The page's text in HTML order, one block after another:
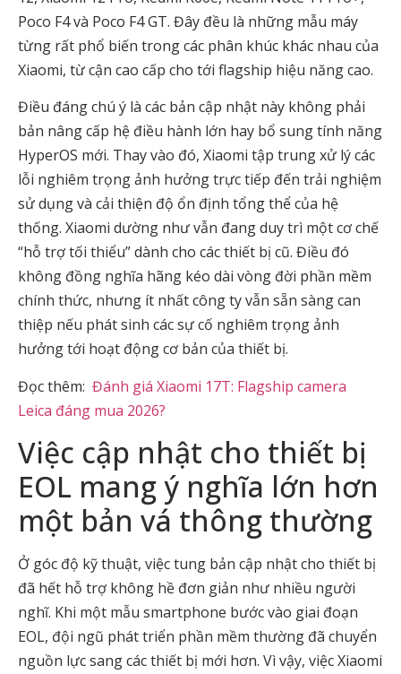
Poco F4 và Poco F4 GT. Đây đều là những mẫu máy
từng rất phổ biến trong các phân khúc khác nhau của
Xiaomi, từ cận cao cấp cho tới flagship hiệu năng cao.
Điều đáng chú ý là các bản cập nhật này không phải
bản nâng cấp hệ điều hành lớn hay bổ sung tính năng
HyperOS mới. Thay vào đó, Xiaomi tập trung xử lý các
lỗi nghiêm trọng ảnh hưởng trực tiếp đến trải nghiệm
sử dụng và cải thiện độ ổn định tổng thể của hệ
thống. Xiaomi dường như vẫn đang duy trì một cơ chế
“hỗ trợ tối thiểu” dành cho các thiết bị cũ. Điều đó
không đồng nghĩa hãng kéo dài vòng đời phần mềm
chính thức, nhưng ít nhất công ty vẫn sẵn sàng can
thiệp nếu phát sinh các sự cố nghiêm trọng ảnh
hưởng tới hoạt động cơ bản của thiết bị.
Đọc thêm: Đánh giá Xiaomi 17T: Flagship camera
Leica đáng mua 2026?
Việc cập nhật cho thiết bị
EOL mang ý nghĩa lớn hơn
một bản vá thông thường
Ở góc độ kỹ thuật, việc tung bản cập nhật cho thiết bị
đã hết hỗ trợ không hề đơn giản như nhiều người
nghĩ. Khi một mẫu smartphone bước vào giai đoạn
EOL, đội ngũ phát triển phần mềm thường đã chuyển
nguồn lực sang các thiết bị mới hơn. Vì vậy, việc Xiaomi